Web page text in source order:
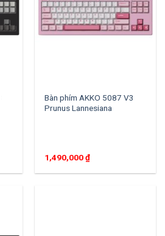
Bàn phím AKKO 5087 V3
Prunus Lannesiana
1,490,000₫